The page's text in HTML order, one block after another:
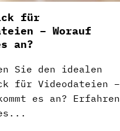
für
– Worauf
an?
Sie den idealen
für Videodateien –
es an? Erfahren